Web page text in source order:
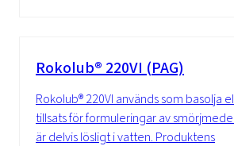
Rokolub® 220VI (PAG)
Rokolub® 220VI används som basolja
tillsats för formuleringar av
är delvis lösligt i vatten. Produktens